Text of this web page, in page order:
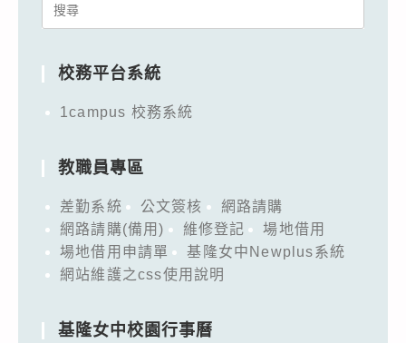
Search
校務平台系統
1campus 校務系統
教職員專區
差勤系統 公文簽核
網路請購
網路請購(備用)
維修登記
場地借用
場地借用申請單
基隆女中Newplus系統
網站維護之css使用說明
基隆女中校園行事曆